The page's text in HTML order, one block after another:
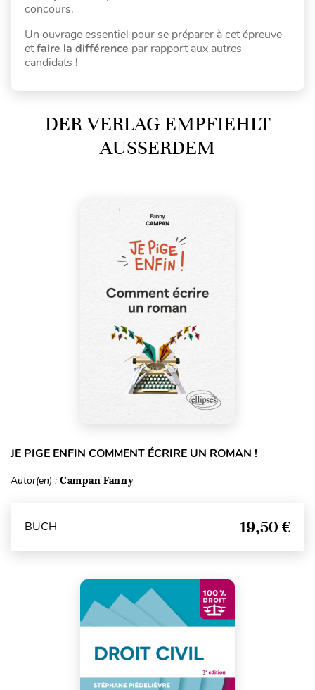
concours.
Un ouvrage essentiel pour se préparer à cet épreuve
etfaire la différence par rapport aux autres
candidats !
DER VERLAG EMPFIEHLT
AUSSERDEM
JE PIGE ENFIN COMMENT ÉCRIRE UN ROMAN !
Autor(en) : Campan Fanny
BUCH 19,50 €